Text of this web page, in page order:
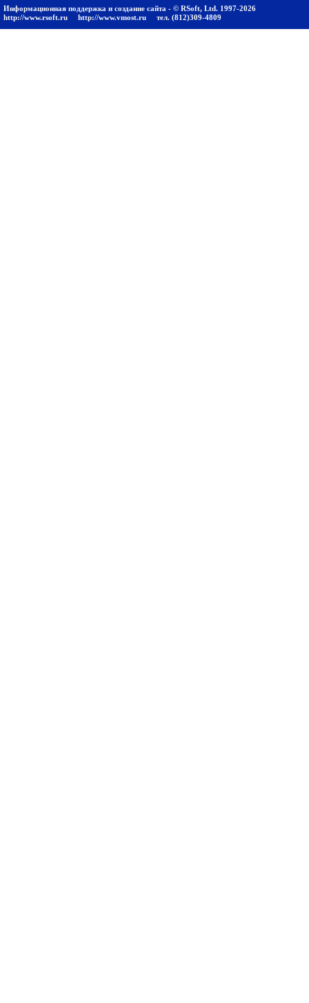
Информационная поддержка и создание сайта - © RSoft, Ltd. 1997-2026
http://www.rsoft.ru
http://www.vmost.ru тел. (812)309-4809